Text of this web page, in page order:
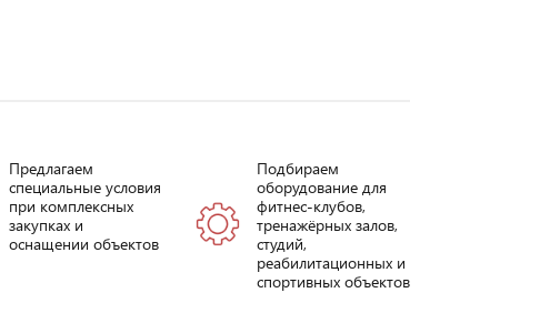
Предлагаем
специальные условия
при комплексных
закупках и
оснащении объектов
Подбираем
оборудование для
фитнес-клубов,
тренажёрных залов,
студий,
реабилитационных и
спортивных объектов